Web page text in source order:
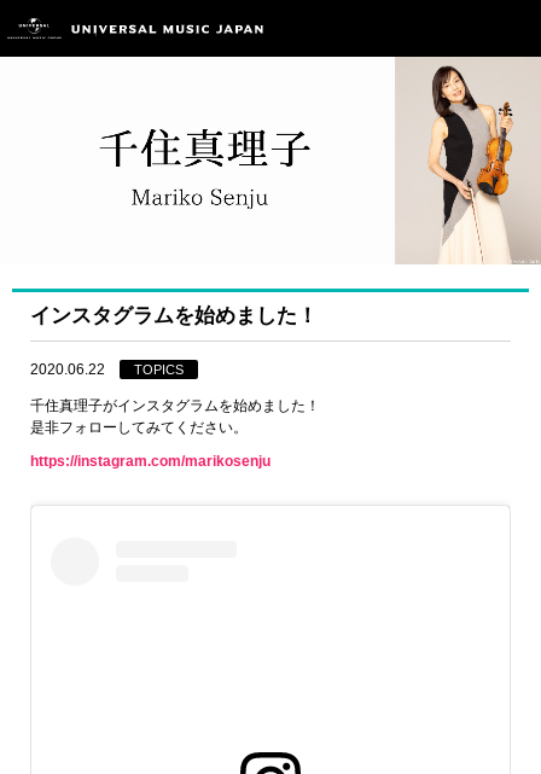
インスタグラムを始めました！
2020.06.22 TOPICS
千住真理子がインスタグラムを始めました！
是非フォローしてみてください。
https://instagram.com/marikosenju